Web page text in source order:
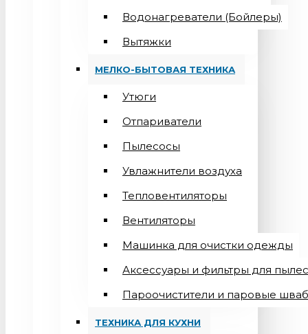
Водонагреватели (Бойлеры)
Вытяжки
МЕЛКО-БЫТОВАЯ ТЕХНИКА
Утюги
Отпариватели
Пылесосы
Увлажнители воздуха
Тепловентиляторы
Вентиляторы
Машинка для очистки одежды
Аксессуары и фильтры для
Пароочистители и паровые
ТЕХНИКА ДЛЯ КУХНИ